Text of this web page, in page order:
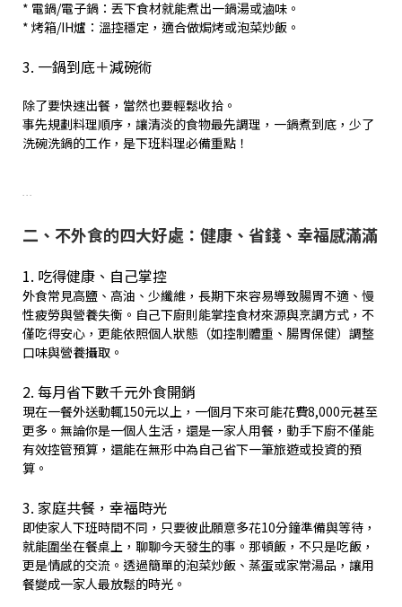
* 電鍋/電子鍋：丟下食材就能煮出一鍋湯或滷味。
* 烤箱/IH爐：溫控穩定，適合做焗烤或泡菜炒飯。
3. 一鍋到底＋減碗術
除了要快速出餐，當然也要輕鬆收拾。
事先規劃料理順序，讓清淡的食物最先調理，一鍋煮到底，少了
洗碗洗鍋的工作，是下班料理必備重點！
二、不外食的四大好處：健康、省錢、幸福感滿滿
1. 吃得健康、自己掌控
外食常見高鹽、高油、少纖維，長期下來容易導致腸胃不適、慢
性疲勞與營養失衡。自己下廚則能掌控食材來源與烹調方式，不
僅吃得安心，更能依照個人狀態（如控制體重、腸胃保健）調整
口味與營養攝取。
2. 每月省下數千元外食開銷
現在一餐外送動輒150元以上，一個月下來可能花費8,000元甚至
更多。無論你是一個人生活，還是一家人用餐，動手下廚不僅能
有效控管預算，還能在無形中為自己省下一筆旅遊或投資的預
算。
3. 家庭共餐，幸福時光
即使家人下班時間不同，只要彼此願意多花10分鐘準備與等待，
就能圍坐在餐桌上，聊聊今天發生的事。那頓飯，不只是吃飯，
更是情感的交流。透過簡單的泡菜炒飯、蒸蛋或家常湯品，讓用
餐變成一家人最放鬆的時光。